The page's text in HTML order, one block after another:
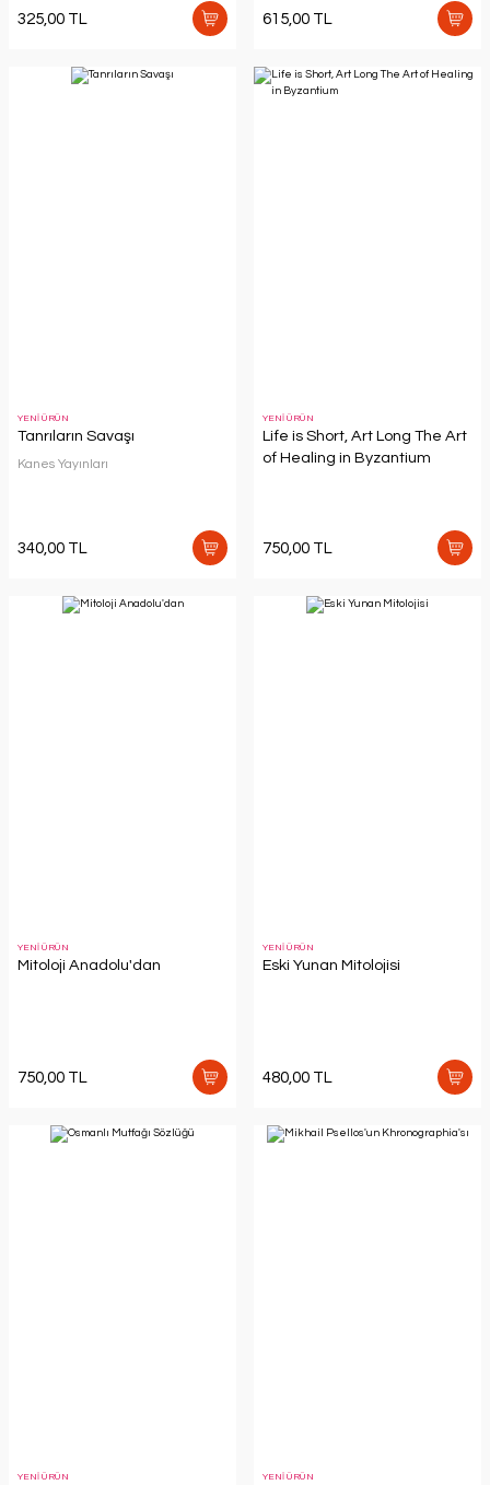
325,00 TL 615,00 TL
YENİ ÜRÜN
Tanrıların Savaşı
Kanes Yayınları
340,00 TL
YENİ ÜRÜN
Life is Short, Art Long The Art
of Healing in Byzantium
750,00 TL
YENİ ÜRÜN
Mitoloji Anadolu'dan
750,00 TL
YENİ ÜRÜN
Eski Yunan Mitolojisi
480,00 TL
YENİ ÜRÜN YENİ ÜRÜN